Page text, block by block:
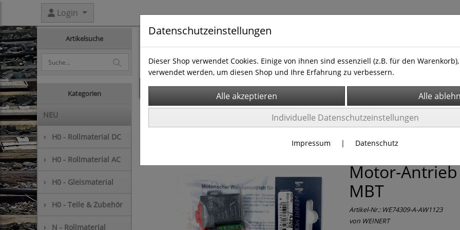
Login
Artikelsuche
Kategorien
NEU
› H0 - Rollmaterial DC
› H0 - Rollmaterial AC
› H0 - Gleismaterial
› H0 - Teile & Zubehör
› N - Rollmaterial
Startseite Kategorie Schnellwahl Neu im Sortiment Newsletter
H0 - Teile & Zubehör Signale
H0 WEINERT
Motor-
MBT
Artikel-Nr.: WE74309-A-AW1123
von WEINERT
Datenschutzeinstellungen
Dieser Shop verwendet Cookies. Einige von ihnen sind essenziell (z.B. für den
verwendet werden, um diesen Shop und Ihre Erfahrung zu verbessern.
Individuelle Datenschutzeinstellungen
Impressum | Datenschutz